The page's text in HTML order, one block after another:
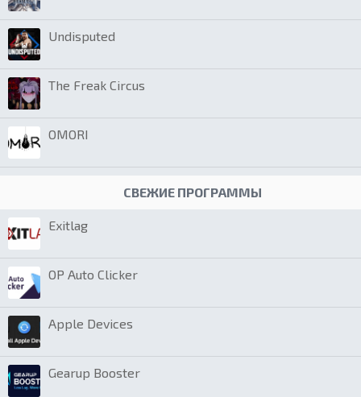
Undisputed
The Freak Circus
OMORI
СВЕЖИЕ ПРОГРАММЫ
Exitlag
OP Auto Clicker
Apple Devices
Gearup Booster